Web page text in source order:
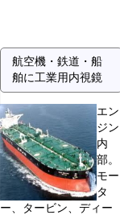
航空機・鉄道・船
舶に工業用内視鏡
エン
ジン
内
部。
モー
タ
ー、タービン、ディー